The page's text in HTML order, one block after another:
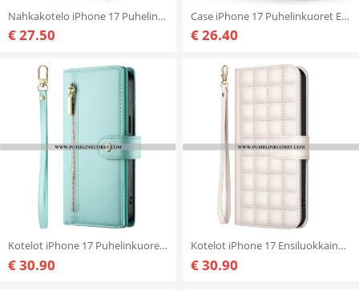
Nahkakotelo iPhone 17 Puhelinkuoret Klassinen Binfen Color
€ 27.50
Case iPhone 17 Puhelinkuoret Erittäin Kestävä Ja Sisäänrakennettu Jalusta
€ 26.40
Kotelot iPhone 17 Puhelinkuoret Lompakko Vetoketjullisella Taskulla Ja Hihnoilla
€ 30.90
Kotelot iPhone 17 Ensiluokkainen Muotoilu
€ 30.90